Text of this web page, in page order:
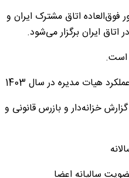
اتاق مشترک ایران و
است.
خزانه‌دار و بازرس قانونی و